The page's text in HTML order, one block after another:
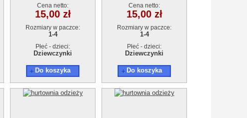
Cena netto:
15,00 zł
Rozmiary w paczce:
1-4
Płeć - dzieci:
Dziewczynki
Do koszyka
Cena netto:
15,00 zł
Rozmiary w paczce:
1-4
Płeć - dzieci:
Dziewczynki
Do koszyka